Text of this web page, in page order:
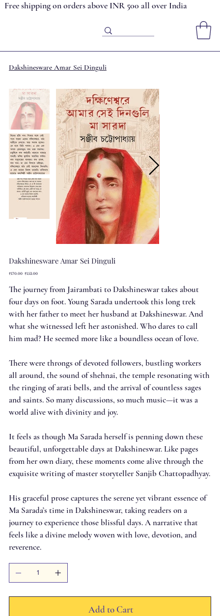
Free shipping on orders above INR 500 all over India
Dakshinesware Amar Sei Dinguli
Dakshinesware Amar Sei Dinguli
Original
₹170.00 Sale
₹153.00
The journey from Jairambati to Dakshineswar takes about
four days on foot. Young Sarada undertook this long trek
with her father to meet her husband at Dakshineswar. And
what she witnessed left her astonished. Who dares to call
him mad? He seemed more like a boundless ocean of love.
There were throngs of devoted followers, bustling workers
all around, the sound of shehnai, the temple resonating with
the ringing of arati bells, and the arrival of countless sages
and saints. So many discussions, so much music—it was a
world alive with divinity and joy.
It feels as though Ma Sarada herself is penning down these
beautiful, unforgettable days at Dakshineswar. Like pages
from her own diary, these moments come alive through the
exquisite writing of master storyteller Sanjib Chattopadhyay.
His graceful prose captures the serene yet vibrant essence of
Ma Sarada’s time in Dakshineswar, taking readers on a
journey to experience those blissful days. A narrative that
feels like a divine melody woven with love, devotion, and
reverence.
Add to Cart